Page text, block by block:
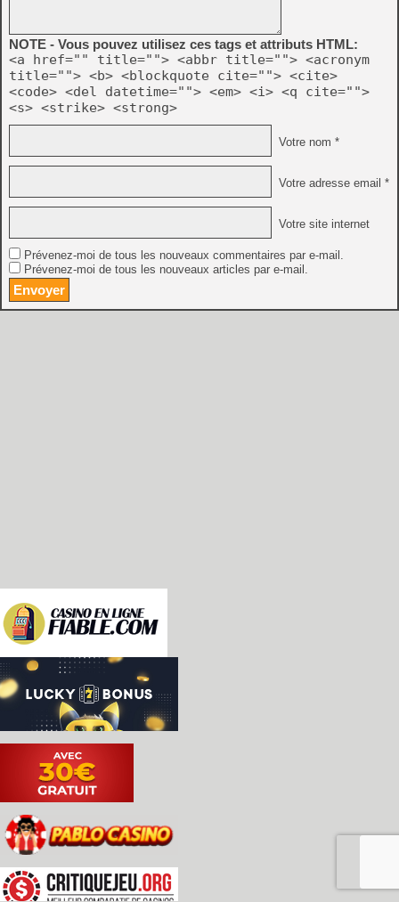
NOTE - Vous pouvez utilisez ces tags et attributs HTML:
<a href="" title=""> <abbr title=""> <acronym
title=""> <b> <blockquote cite=""> <cite>
<code> <del datetime=""> <em> <i> <q cite="">
<s> <strike> <strong>
Votre nom *
Votre adresse email *
Votre site internet
Prévenez-moi de tous les nouveaux commentaires par e-mail.
Prévenez-moi de tous les nouveaux articles par e-mail.